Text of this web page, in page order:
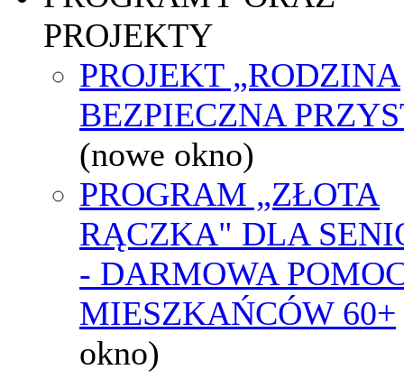
PROJEKTY
PROJEKT „RODZINA
BEZPIECZNA
(nowe okno)
PROGRAM „ZŁOTA
RĄCZKA" DLA
- DARMOWA
MIESZKAŃCÓW 60+
okno)